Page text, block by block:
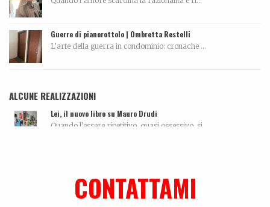
Guerre di pianerottolo | Ombretta Restelli
L’arte della guerra in condominio: cronache ...
ALCUNE REALIZZAZIONI
Lei, il nuovo libro su Mauro Drudi
Quando l’essere ripetitivo, quasi ossessivo, si...
CONTATTAMI